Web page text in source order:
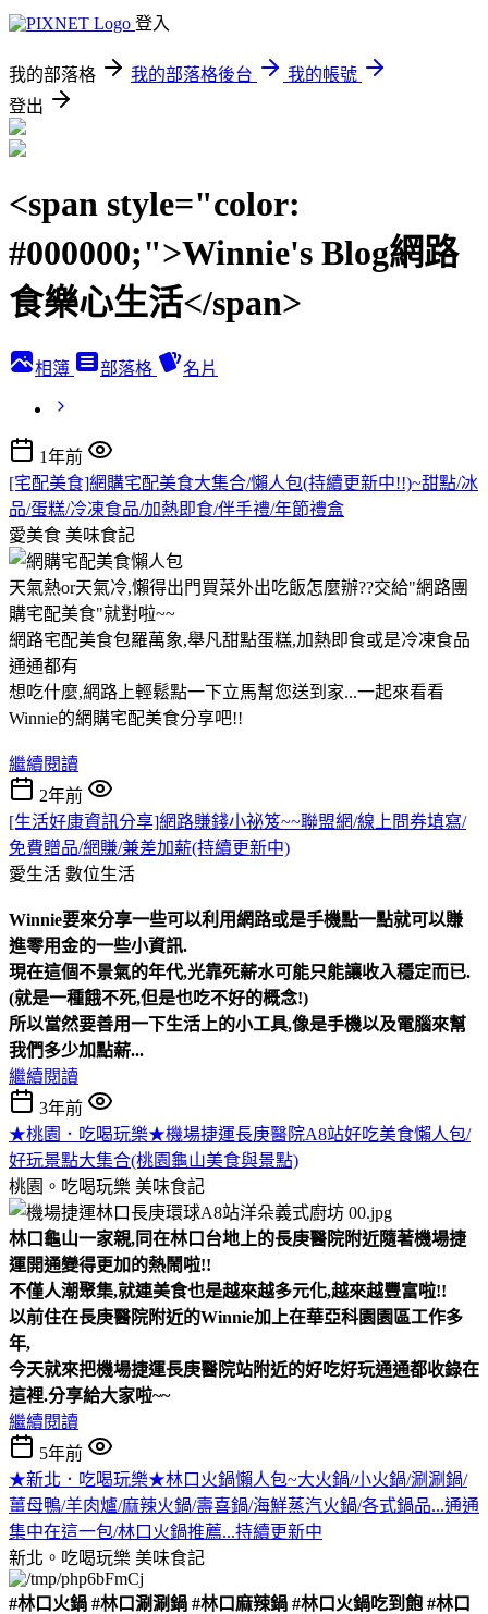
登入
我的部落格 我的部落格後台
我的帳號
登出
<span style="color:
#000000;">Winnie's Blog網路
食樂心生活</span>
相簿 部落格 名片
1年前
[宅配美食]網購宅配美食大集合/懶人包(持續更新中!!)~甜點/冰
品/蛋糕/冷凍食品/加熱即食/伴手禮/年節禮盒
愛美食 美味食記
天氣熱or天氣冷,懶得出門買菜外出吃飯怎麼辦??交給"網路團
購宅配美食"就對啦~~
網路宅配美食包羅萬象,舉凡甜點蛋糕,加熱即食或是冷凍食品
通通都有
想吃什麼,網路上輕鬆點一下立馬幫您送到家...一起來看看
Winnie的網購宅配美食分享吧!!
繼續閱讀
2年前
[生活好康資訊分享]網路賺錢小祕笈~~聯盟網/線上問券填寫/
免費贈品/網賺/兼差加薪(持續更新中)
愛生活 數位生活
Winnie要來分享一些可以利用網路或是手機點一點就可以賺
進零用金的一些小資訊.
現在這個不景氣的年代,光靠死薪水可能只能讓收入穩定而已.
(就是一種餓不死,但是也吃不好的概念!)
所以當然要善用一下生活上的小工具,像是手機以及電腦來幫
我們多少加點薪...
繼續閱讀
3年前
★桃園．吃喝玩樂★機場捷運長庚醫院A8站好吃美食懶人包/
好玩景點大集合(桃園龜山美食與景點)
桃園。吃喝玩樂 美味食記
林口龜山一家親,同在林口台地上的長庚醫院附近隨著機場捷
運開通變得更加的熱鬧啦!!
不僅人潮聚集,就連美食也是越來越多元化,越來越豐富啦!!
以前住在長庚醫院附近的Winnie加上在華亞科園園區工作多
年,
今天就來把機場捷運長庚醫院站附近的好吃好玩通通都收錄在
這裡.分享給大家啦~~
繼續閱讀
5年前
★新北．吃喝玩樂★林口火鍋懶人包~大火鍋/小火鍋/涮涮鍋/
薑母鴨/羊肉爐/麻辣火鍋/壽喜鍋/海鮮蒸汽火鍋/各式鍋品...通通
集中在這一包/林口火鍋推薦...持續更新中
新北。吃喝玩樂 美味食記
#林口火鍋 #林口涮涮鍋 #林口麻辣鍋 #林口火鍋吃到飽 #林口